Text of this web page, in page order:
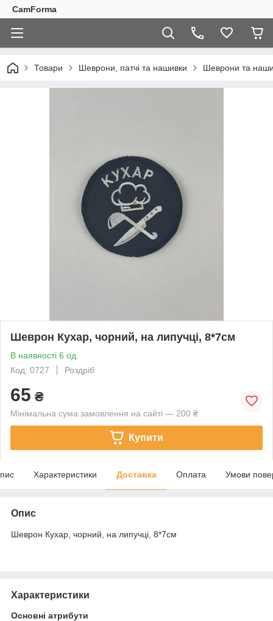
CamForma
Товари Шеврони, патчі та нашивки Шеврони та
Шеврон Кухар, чорний, на липучці, 8*7см
В наявності 6 од.
Код: 0727
Роздріб
65 ₴
Мінімальна сума замовлення на сайті — 200 ₴
Купити
Характеристики Доставка Оплата Умови
Опис
Шеврон Кухар, чорний, на липучці, 8*7см
Характеристики
Основні атрибути